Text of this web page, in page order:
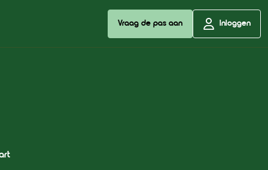
Vraag de pas aan Inloggen